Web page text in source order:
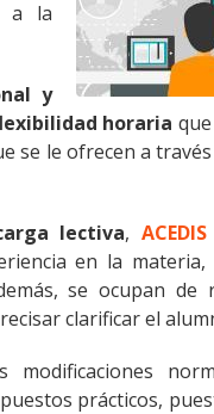
a la
y
horaria
se le ofrecen a
lectiva,
en la
se ocupan
clarificar el
prácticos,